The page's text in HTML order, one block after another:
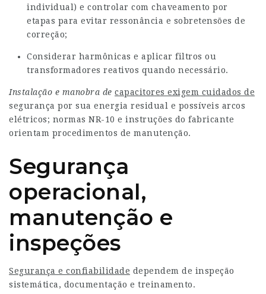
individual) e controlar com chaveamento por
etapas para evitar ressonância e sobretensões de
correção;
Considerar harmônicas e aplicar filtros ou
transformadores reativos quando necessário.
Instalação e manobra de capacitores exigem cuidados de
segurança por sua energia residual e possíveis arcos
elétricos; normas NR-10 e instruções do fabricante
orientam procedimentos de manutenção.
Segurança
operacional,
manutenção e
inspeções
Segurança e confiabilidade dependem de inspeção
sistemática, documentação e treinamento.